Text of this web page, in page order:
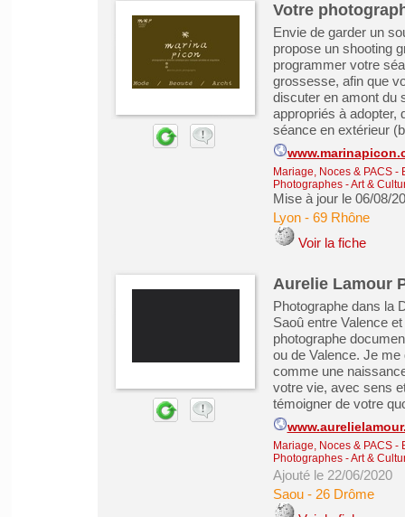
Votre
Envie de garder un
propose un shooting
programmer votre
grossesse, afin que
discuter en amont du
appropriés à adopter,
séance en extérieur
Mariage, Noces & PACS-
Photographes-Art &
Mise à jour le 06/08/
Lyon- 69 Rhône
Voir la fiche
Aurelie Lamour
Photographe dans la
Saoû entre Valence
photographe
ou de Valence. Je
comme une
votre vie, avec sens
témoigner de votre
Mariage, Noces & PACS-
Photographes-Art &
Ajouté le 22/06/2020
Saou- 26 Drôme